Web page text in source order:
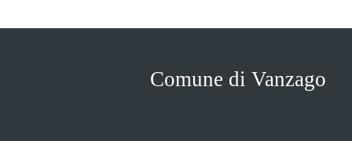
Comune di Vanzago